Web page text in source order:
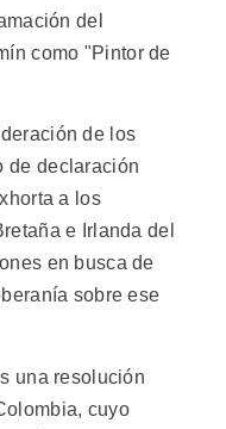
del
como "Pintor de
de los
de declaración
a los
e Irlanda del
en busca de
sobre ese
una resolución
cuyo